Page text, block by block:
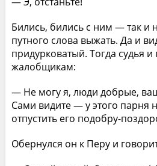
Бились, бились с ним — так и
путного слова выжать. Да и
придурковатый. Тогда судья и
жалобщикам:
— Не могу я, люди добрые,
Сами видите — у этого парня
отпустить его подобру-
Обернулся он к Перу и